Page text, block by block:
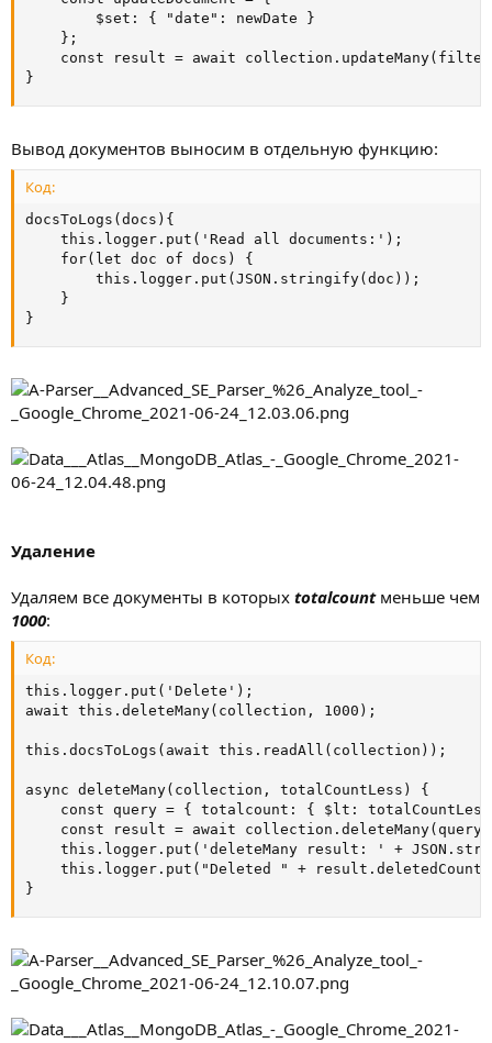
        $set: { "date": newDate }
    };
const result = await
}
Вывод документов выносим в отдельную функцию:
Код:
docsToLogs(docs){
    this.logger.put('Read all documents:');
    for(let doc of docs) {
        this.logger.put(JSON.stringify(doc));
    }
}
Удаление
Удаляем все документы в которых totalcount меньше чем
1000:
Код:
this.logger.put('Delete');
await this.deleteMany(collection, 1000);
this.docsToLogs(await this.readAll(collection));
async deleteMany(collection, totalCountLess) {
const query = { totalcount: { $lt:
const result = await
this.logger.put('deleteMany result: ' +
this.logger.put("Deleted " + result.deletedCount
}